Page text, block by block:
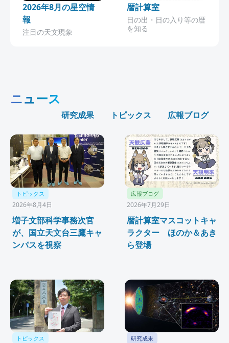
2026年8月の星空情
報
注目の天文現象
暦計算室
日の出・日の入り等の暦
を知る
ニュース
研究成果 トピックス 広報ブログ
トピックス
2026年8月4日
増子文部科学事務次官
が、国立天文台三鷹キャ
ンパスを視察
広報ブログ
2026年7月29日
暦計算室マスコットキャ
ラクター ほのか＆あき
ら登場
トピックス 研究成果